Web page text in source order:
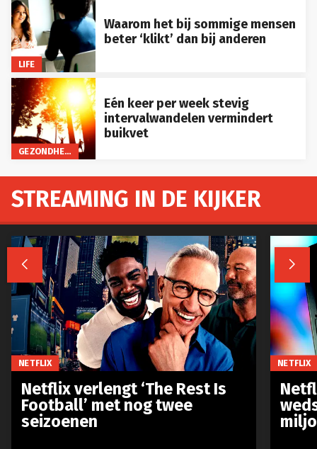
LIFE
Waarom het bij sommige mensen
beter ‘klikt’ dan bij anderen
GEZONDHEID
Eén keer per week stevig
intervalwandelen vermindert
buikvet
STREAMING IN DE KIJKER
 
NETFLIX
Netflix verlengt ‘The Rest Is
Football’ met nog twee
seizoenen
NETFLIX